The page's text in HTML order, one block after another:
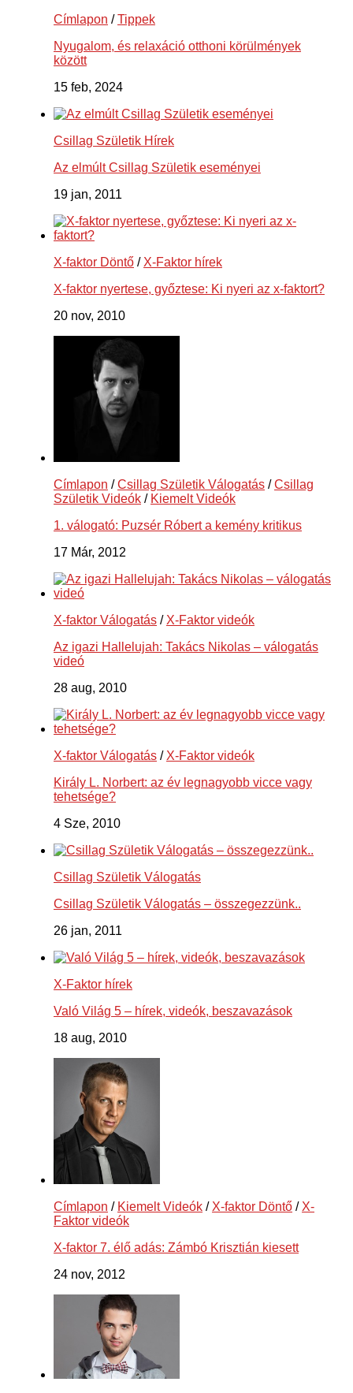
Címlapon /Tippek
Nyugalom, és relaxáció otthoni körülmények
között
15 feb, 2024
Csillag Születik Hírek
Az elmúlt Csillag Születik eseményei
19 jan, 2011
X-faktor Döntő / X-Faktor hírek
X-faktor nyertese, győztese: Ki nyeri az x-faktort?
20 nov, 2010
Címlapon /Csillag Születik Válogatás /Csillag
Születik Videók / Kiemelt Videók
1. válogató: Puzsér Róbert a kemény kritikus
17 Már, 2012
X-faktor Válogatás / X-Faktor videók
Az igazi Hallelujah: Takács Nikolas – válogatás
videó
28 aug, 2010
X-faktor Válogatás / X-Faktor videók
Király L. Norbert: az év legnagyobb vicce vagy
tehetsége?
4 Sze, 2010
Csillag Születik Válogatás
Csillag Születik Válogatás – összegezzünk..
26 jan, 2011
X-Faktor hírek
Való Világ 5 – hírek, videók, beszavazások
18 aug, 2010
Címlapon / Kiemelt Videók / X-faktor Döntő / X-
Faktor videók
X-faktor 7. élő adás: Zámbó Krisztián kiesett
24 nov, 2012